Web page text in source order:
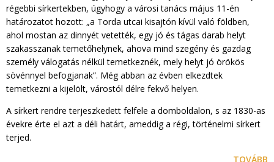
régebbi sírkertekben, úgyhogy a városi tanács május 11-én
határozatot hozott: „a Torda utcai kisajtón kívül való földben,
ahol mostan az dinnyét vetették, egy jó és tágas darab helyt
szakasszanak temetőhelynek, ahova mind szegény és gazdag
személy válogatás nélkül temetkeznék, mely helyt jó örökös
sövénnyel befogjanak”. Még abban az évben elkezdtek
temetkezni a kijelölt, várostól délre fekvő helyen.
A sírkert rendre terjeszkedett felfele a domboldalon, s az 1830-as
évekre érte el azt a déli határt, ameddig a régi, történelmi sírkert
terjed.
TOVÁBB